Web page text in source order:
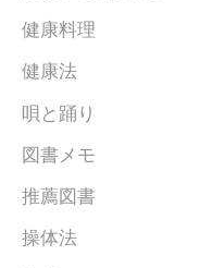
健康料理
健康法
唄と踊り
図書メモ
推薦図書
操体法